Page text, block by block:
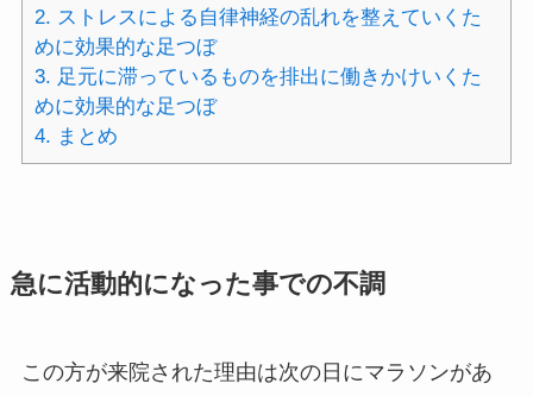
2. ストレスによる自律神経の乱れを整えていくた
めに効果的な足つぼ
3. 足元に滞っているものを排出に働きかけいくた
めに効果的な足つぼ
4. まとめ
急に活動的になった事での不調
この方が来院された理由は次の日にマラソンがあ